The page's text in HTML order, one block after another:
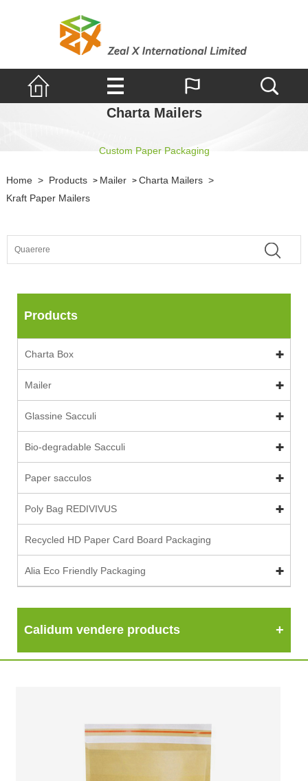
Charta Mailers
Custom Paper Packaging
Home > Products > Mailer > Charta Mailers >
Kraft Paper Mailers
Products
Charta Box
Mailer
Glassine Sacculi
Bio-degradable Sacculi
Paper sacculos
Poly Bag REDIVIVUS
Recycled HD Paper Card Board Packaging
Alia Eco Friendly Packaging
Calidum vendere products